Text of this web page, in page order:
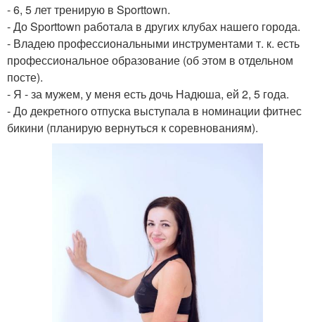
- 6, 5 лет тренирую в Sporttown.
- До Sporttown работала в других клубах нашего города.
- Владею профессиональными инструментами т. к. есть
профессиональное образование (об этом в отдельном
посте).
- Я - за мужем, у меня есть дочь Надюша, ей 2, 5 года.
- До декретного отпуска выступала в номинации фитнес
бикини (планирую вернуться к соревнованиям).